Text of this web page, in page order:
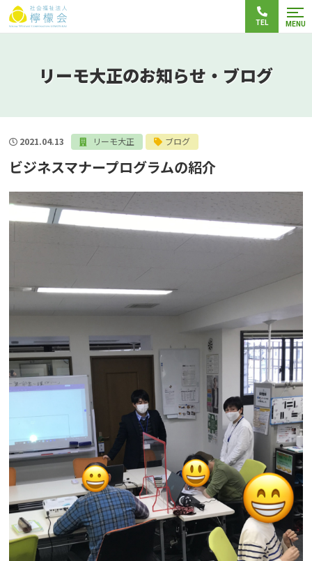
TEL MENU
リーモ大正のお知らせ・ブログ
2021.04.13 リーモ大正 ブログ
ビジネスマナープログラムの紹介